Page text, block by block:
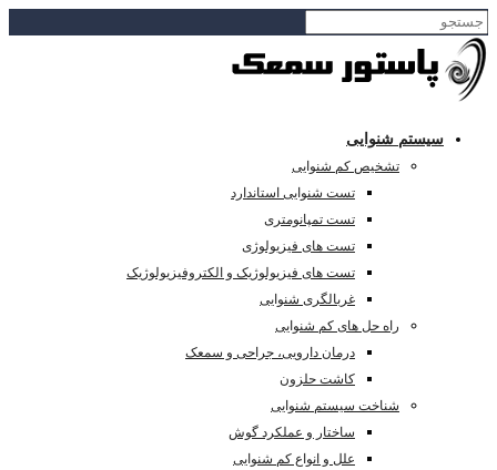
سیستم شنوایی
تشخیص کم شنوایی
تست شنوایی استاندارد
تست تمپانومتری
تست های فیزیولوژی
تست های فیزیولوژیک و الکتروفیزیولوژیک
غربالگری شنوایی
راه حل های کم شنوایی
درمان دارویی، جراحی و سمعک
کاشت حلزون
شناخت سیستم شنوایی
ساختار و عملکرد گوش
علل و انواع کم شنوایی